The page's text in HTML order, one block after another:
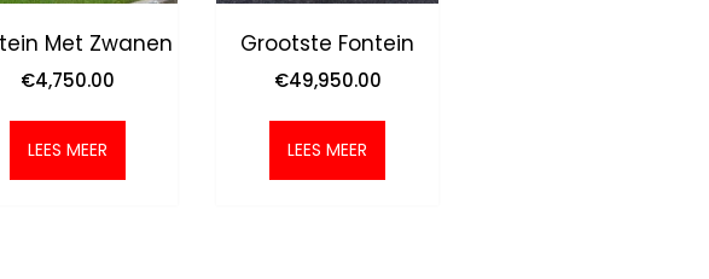
Met Zwanen
€4,750.00
LEES MEER
Grootste Fontein
€49,950.00
LEES MEER